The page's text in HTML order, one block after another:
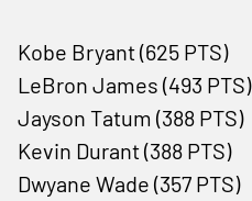
Kobe Bryant (625 PTS)
LeBron James (493 PTS)
Jayson Tatum (388 PTS)
Kevin Durant (388 PTS)
Dwyane Wade (357 PTS)